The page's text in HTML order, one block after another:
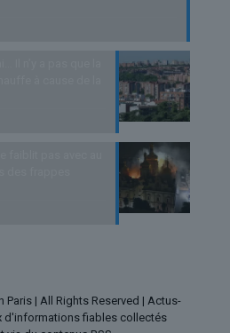
Paris | All Rights Reserved | Actus-
d'informations fiables collectés